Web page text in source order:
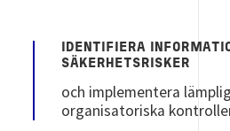
IDENTIFIERA
SÄKERHETSRISKER
och implementera
organisatoriska